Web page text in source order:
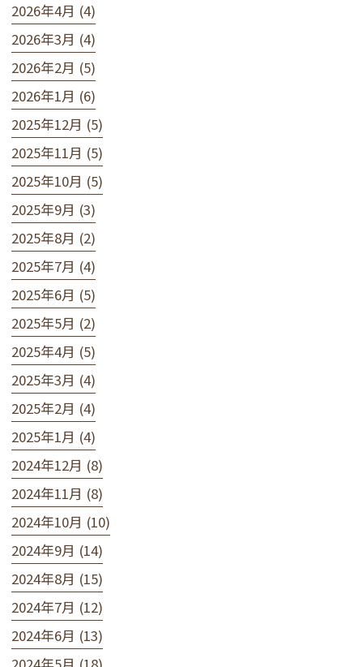
2026年4月 (4)
2026年3月 (4)
2026年2月 (5)
2026年1月 (6)
2025年12月 (5)
2025年11月 (5)
2025年10月 (5)
2025年9月 (3)
2025年8月 (2)
2025年7月 (4)
2025年6月 (5)
2025年5月 (2)
2025年4月 (5)
2025年3月 (4)
2025年2月 (4)
2025年1月 (4)
2024年12月 (8)
2024年11月 (8)
2024年10月 (10)
2024年9月 (14)
2024年8月 (15)
2024年7月 (12)
2024年6月 (13)